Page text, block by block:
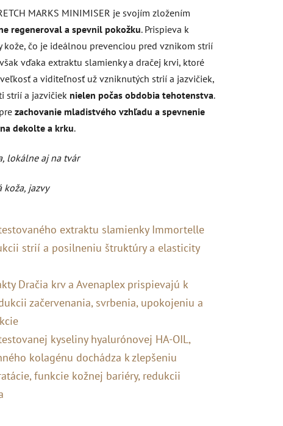
MARKS MINIMISER je svojím zložením
regeneroval a spevnil pokožku. Prispieva k
kože, čo je ideálnou prevenciou pred vznikom strií
vďaka extraktu slamienky a dračej krvi, ktoré
a viditeľnosť už vzniknutých strií a jazvičiek,
strií a jazvičiek nielen počas obdobia tehotenstva.
zachovanie mladistvého vzhľadu a spevnenie
dekolte a krku.
lokálne aj na tvár
koža, jazvy
extraktu slamienky Immortelle
strií a posilneniu štruktúry a elasticity
Dračia krv a Avenaplex prispievajú k
začervenania, svrbenia, upokojeniu a
kyseliny hyalurónovej HA-OIL,
kolagénu dochádza k zlepšeniu
funkcie kožnej bariéry, redukcii